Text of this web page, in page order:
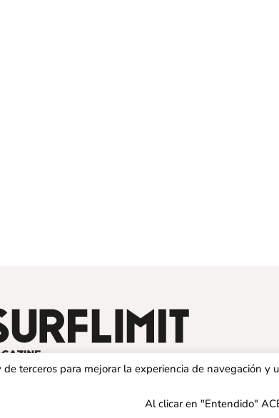
de terceros para mejorar la experiencia de navegación
Al clicar en "Entendido"